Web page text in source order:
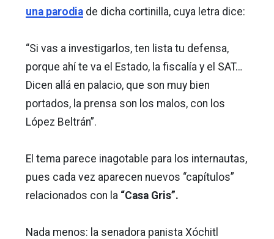
una parodia de dicha cortinilla, cuya letra dice:
“Si vas a investigarlos, ten lista tu defensa,
porque ahí te va el Estado, la fiscalía y el SAT…
Dicen allá en palacio, que son muy bien
portados, la prensa son los malos, con los
López Beltrán”.
El tema parece inagotable para los internautas,
pues cada vez aparecen nuevos “capítulos”
relacionados con la “Casa Gris”.
Nada menos: la senadora panista Xóchitl